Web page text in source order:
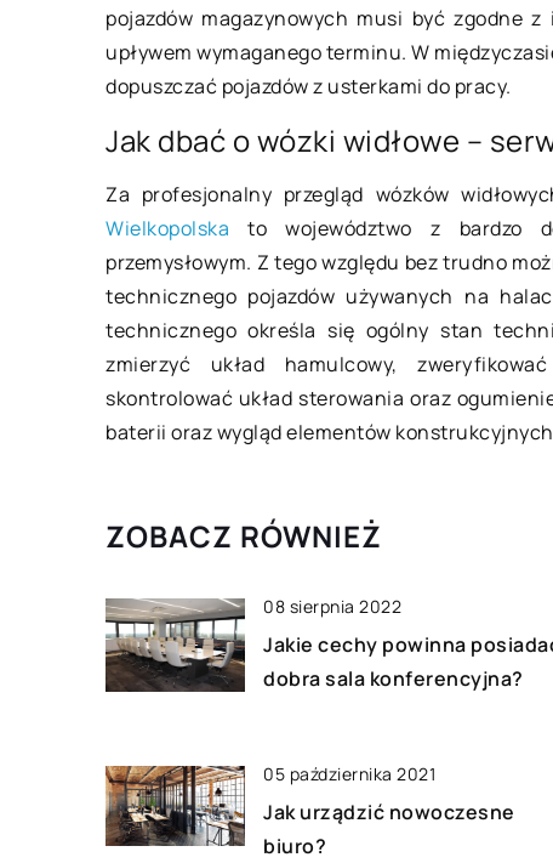
pojazdów magazynowych musi być zgodne
upływem wymaganego terminu. W
dopuszczać pojazdów z usterkami do pracy.
Jak dbać o wózki widłowe –
Za profesjonalny przegląd wózków
Wielkopolska to województwo z bardzo
przemysłowym. Z tego względu bez trudno
technicznego pojazdów używanych na
technicznego określa się ogólny stan
zmierzyć układ hamulcowy,
skontrolować układ sterowania oraz
baterii oraz wygląd elementów
ZOBACZ RÓWNIEŻ
08 sierpnia 2022
Jakie cechy powinna
dobra sala konferencyjna?
05 października 2021
Jak urządzić nowoczesne
biuro?
W co wyposażyć
szklarnię?
Przydomowa,
doskonałe miejsce
wszystkim warzyw
ogórków, szczypioru,